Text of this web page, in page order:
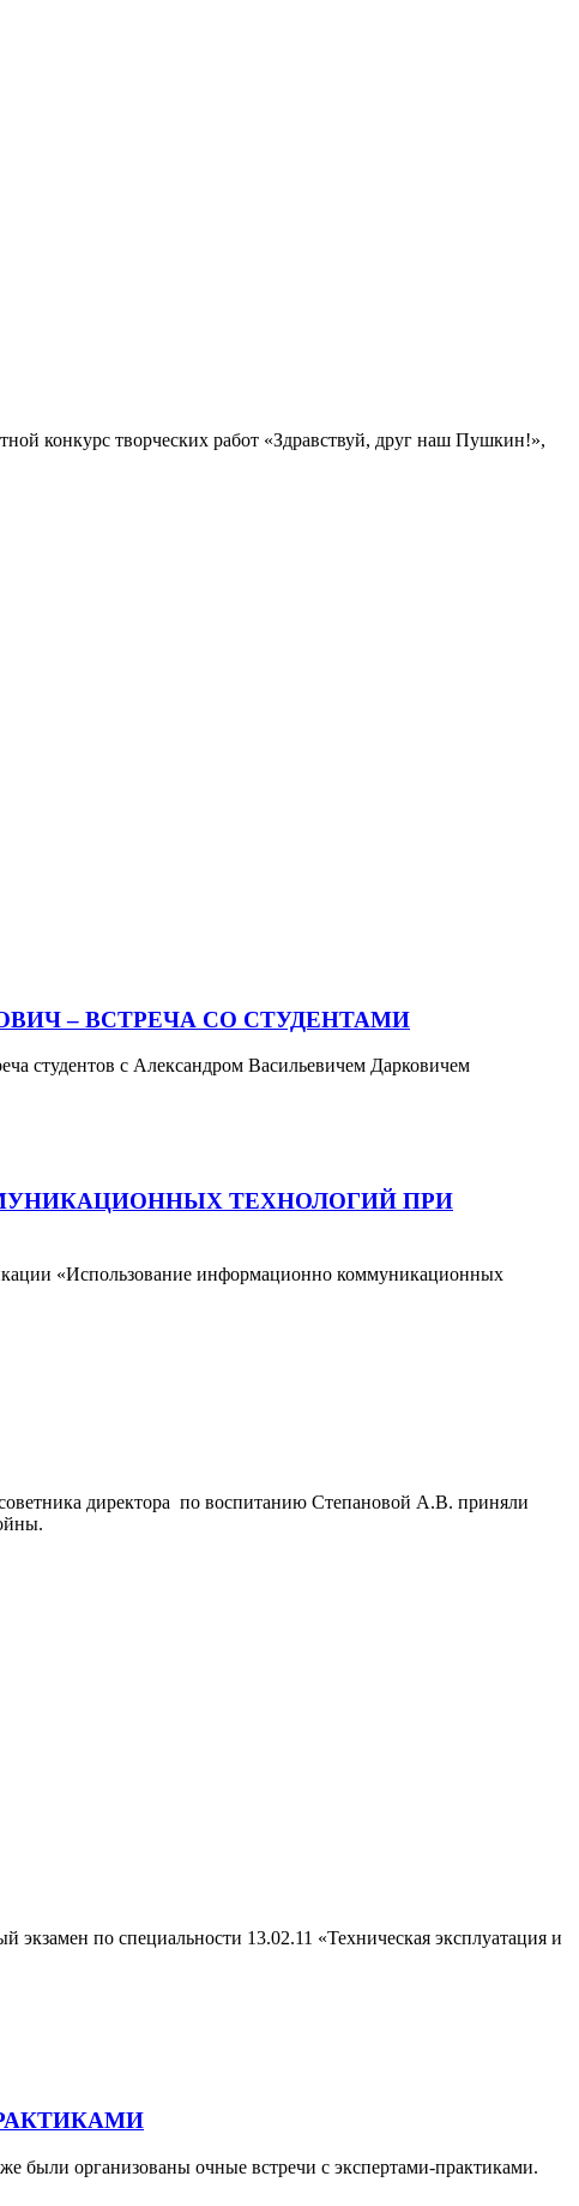
конкурс творческих работ «Здравствуй, друг наш Пушкин!»,
– ВСТРЕЧА СО СТУДЕНТАМИ
студентов с Александром Васильевичем Дарковичем
ТЕХНОЛОГИЙ ПРИ
«Использование информационно коммуникационных
директора по воспитанию Степановой А.В. приняли
по специальности 13.02.11 «Техническая эксплуатация и
были организованы очные встречи с экспертами-практиками.